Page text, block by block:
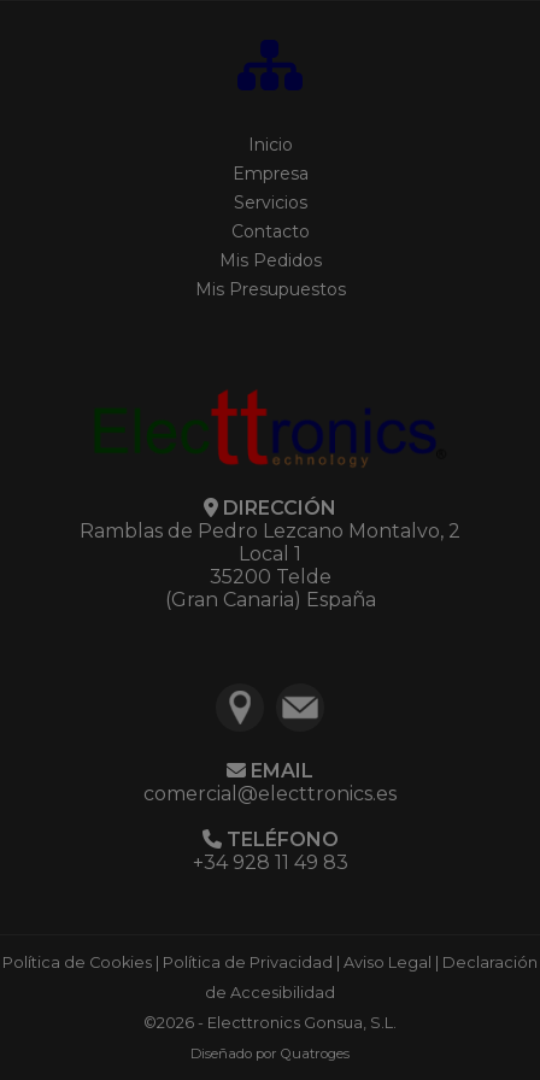
Inicio
Empresa
Servicios
Contacto
Mis Pedidos
Mis Presupuestos
DIRECCIÓN
Ramblas de Pedro Lezcano Montalvo, 2
Local 1
35200 Telde
(Gran Canaria) España
EMAIL
comercial@electtronics.es
TELÉFONO
+34 928 11 49 83
Política de Cookies Política de Privacidad Aviso Legal
Declaración
de Accesibilidad
©2026 - Electtronics Gonsua, S.L.
Diseñado por Quatroges